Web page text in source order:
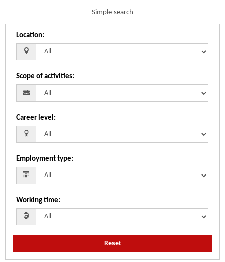
Simple search
Location:
Scope of activities:
Career level :
Employment type:
Working time:
Reset